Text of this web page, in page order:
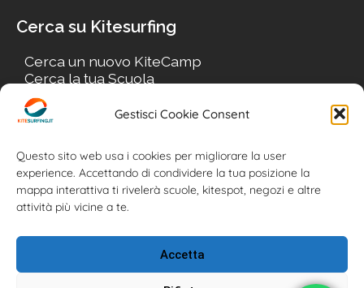
Gestisci Cookie Consent
Questo sito web usa i cookies per migliorare la user
experience. Accettando di condividere la tua posizione la
mappa interattiva ti rivelerà scuole, kitespot, negozi e altre
attività più vicine a te.
Accetta
Cerca su Kitesurfing
Cerca un nuovo KiteCamp
Cerca la tua Scuola
Cerca il tuo KiteSpot
Cerca Accommodation
Cerca il tuo Usato